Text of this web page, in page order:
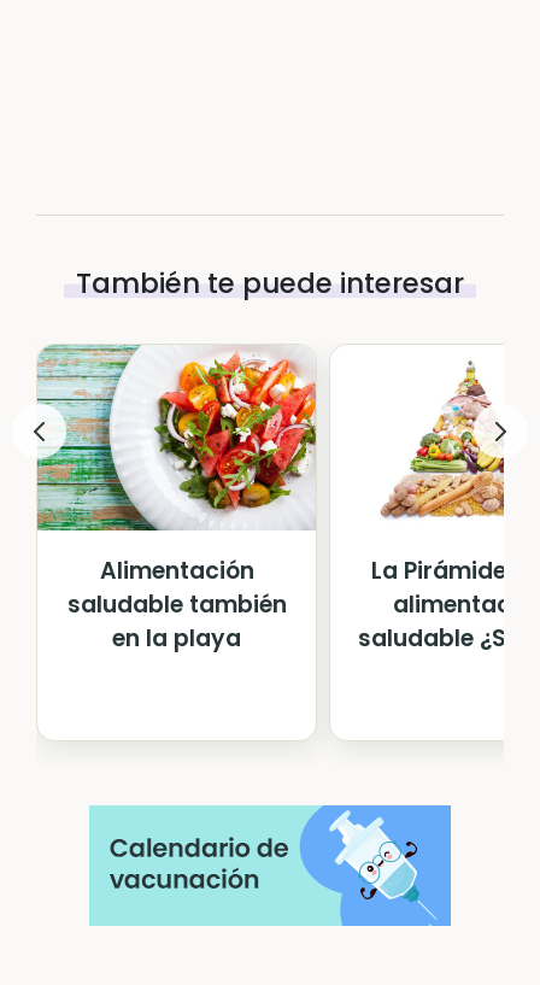
También te puede interesar
Alimentación
saludable también
en la playa
La Pirámide
saludable